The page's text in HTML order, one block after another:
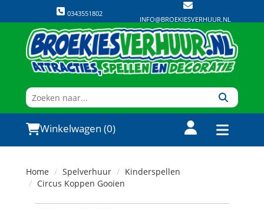
0343551802
INFO@BROEKIESVERHUUR.NL
Winkelwagen (0)
Home Spelverhuur
Kinderspellen
Circus Koppen Gooien